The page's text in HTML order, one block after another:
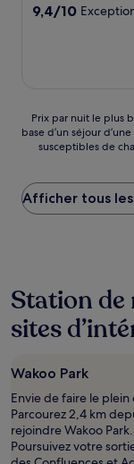
9.4
9,4/10
Prix
par
nuit
plus
bas
trouvé
heures
sur
la
séjour
d’une
nuit
pour
2 adultes.
Les
Prix par nuit le plus
base d’un séjour
susceptibles de
Afficher tous
Station
sites
Wakoo Park
Envie de faire le
Parcourez 2,4 km
rejoindre Wakoo
Poursuivez votre